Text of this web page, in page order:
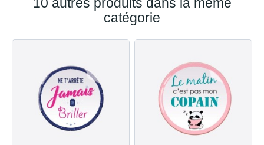
10 autres produits dans la même
catégorie